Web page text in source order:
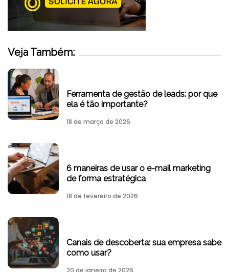
Veja Também:
Ferramenta de gestão de leads: por que
ela é tão importante?
18 de março de 2026
6 maneiras de usar o e-mail marketing
de forma estratégica
18 de fevereiro de 2026
Canais de descoberta: sua empresa sabe
como usar?